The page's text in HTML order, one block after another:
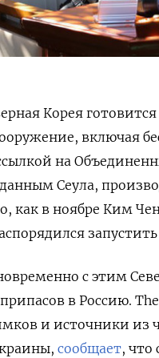
Корея
включая
на
Сеула,
как в ноябре Ким
с этим
в Россию.
и источники из
сообщает, что